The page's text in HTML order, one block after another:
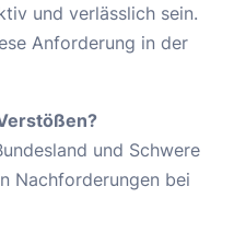
und verlässlich sein.
Anforderung in der
und Schwere
Nachforderungen bei